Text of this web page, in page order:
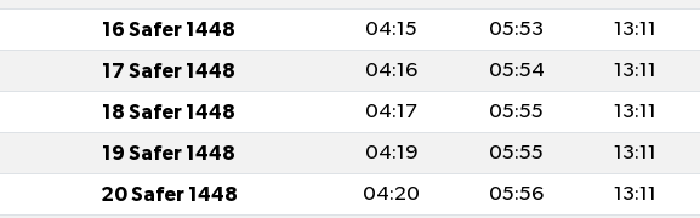
16 Safer 1448 04:15 05:53 13:11
17 Safer 1448 04:16 05:54 13:11
18 Safer 1448 04:17 05:55 13:11
19 Safer 1448 04:19 05:55 13:11
20 Safer 1448 04:20 05:56 13:11